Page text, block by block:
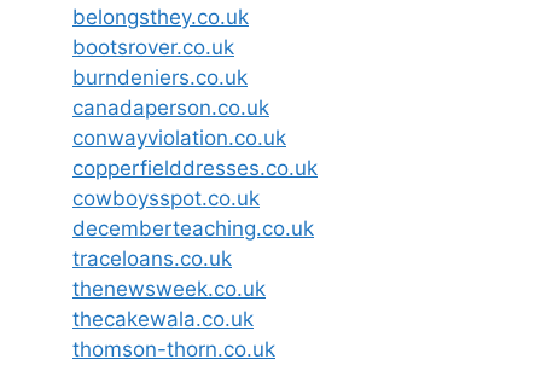
belongsthey.co.uk
bootsrover.co.uk
burndeniers.co.uk
canadaperson.co.uk
conwayviolation.co.uk
copperfielddresses.co.uk
cowboysspot.co.uk
decemberteaching.co.uk
traceloans.co.uk
thenewsweek.co.uk
thecakewala.co.uk
thomson-thorn.co.uk